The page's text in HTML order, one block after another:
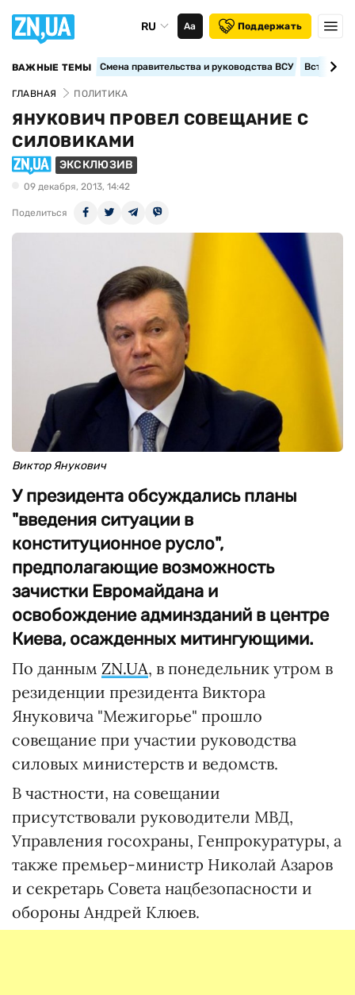
RU Аа Поддержать
ВАЖНЫЕ ТЕМЫ Смена правительства и руководства ВСУ
ГЛАВНАЯ ПОЛИТИКА
ЯНУКОВИЧ ПРОВЕЛ СОВЕЩАНИЕ С
СИЛОВИКАМИ
ЭКСКЛЮЗИВ
09 декабря, 2013, 14:42
Поделиться
Виктор Янукович
У президента обсуждались планы
"введения ситуации в
конституционное русло",
предполагающие возможность
зачистки Евромайдана и
освобождение админзданий в центре
Киева, осажденных митингующими.
По данным ZN.UA, в понедельник утром в
резиденции президента Виктора
Януковича "Межигорье" прошло
совещание при участии руководства
силовых министерств и ведомств.
В частности, на совещании
присутствовали руководители МВД,
Управления госохраны, Генпрокуратуры, а
также премьер-министр Николай Азаров
и секретарь Совета нацбезопасности и
обороны Андрей Клюев.